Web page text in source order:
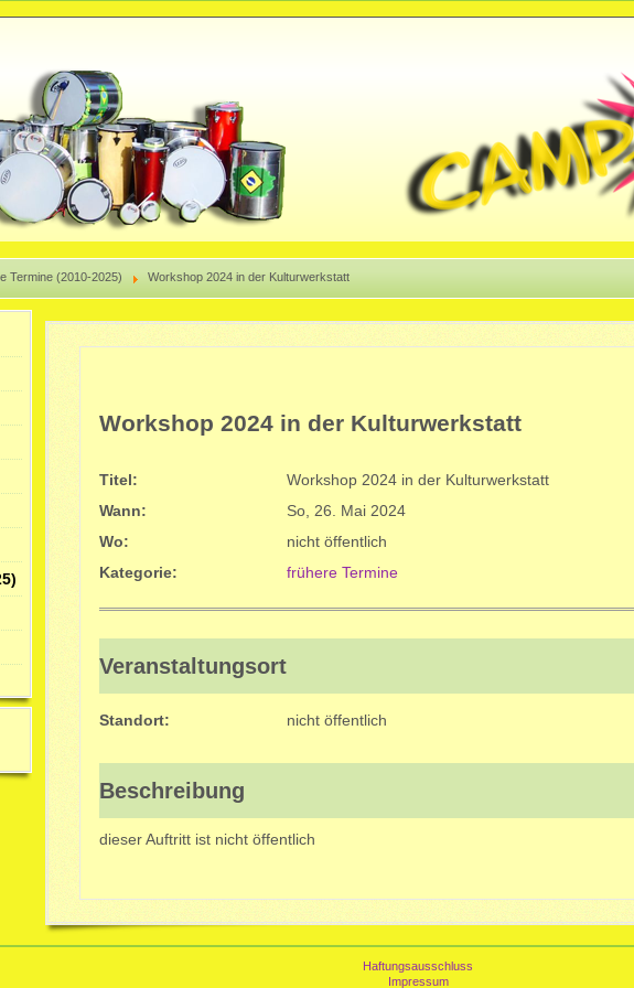
Termine (2010-2025) Workshop 2024 in der Kulturwerkstatt
Workshop 2024 in der Kulturwerkstatt
Titel:
Workshop 2024 in der Kulturwerkstatt
Wann:
So, 26. Mai 2024
Wo:
nicht öffentlich
Kategorie:
frühere Termine
Veranstaltungsort
Standort: nicht öffentlich
Beschreibung
dieser Auftritt ist nicht öffentlich
Haftungsausschluss
Impressum